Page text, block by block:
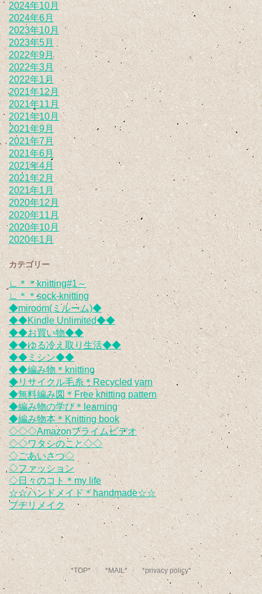
2024年10月
2024年6月
2023年10月
2023年5月
2022年9月
2022年3月
2022年1月
2021年12月
2021年11月
2021年10月
2021年9月
2021年7月
2021年6月
2021年4月
2021年2月
2021年1月
2020年12月
2020年11月
2020年10月
2020年1月
カテゴリー
∟＊＊knitting#1～
∟＊＊sock-knitting
◆miroom(ミルーム)◆
◆◆Kindle Unlimited◆◆
◆◆お買い物◆◆
◆◆ゆる冷え取り生活◆◆
◆◆ミシン◆◆
◆◆編み物＊knitting
◆リサイクル毛糸＊Recycled yarn
◆無料編み図＊Free knitting pattern
◆編み物の学び＊learning
◆編み物本＊Knitting book
◇◇◇Amazonプライムビデオ
◇◇ワタシのこと◇◇
◇ごあいさつ◇
◇ファッション
◇日々のコト＊my life
☆☆ハンドメイド＊handmade☆☆
プチリメイク
*TOP* *MAIL* *privacy policy*